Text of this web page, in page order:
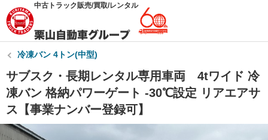
中古トラック販売/買取/レンタル
冷凍バン 4トン(中型)
サブスク・長期レンタル専用車両 4tワイド 冷
凍バン 格納パワーゲート -30℃設定 リアエアサ
ス【事業ナンバー登録可】